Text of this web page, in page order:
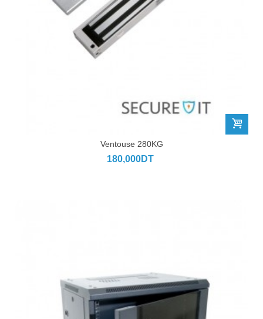
Ventouse 280KG
180,000DT